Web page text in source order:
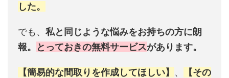
した。
でも、 私と同じような悩みをお持ちの方に朗
報。
とっておきの無料サービスがあります。
【簡易的な間取りを作成してほしい】 、
【その